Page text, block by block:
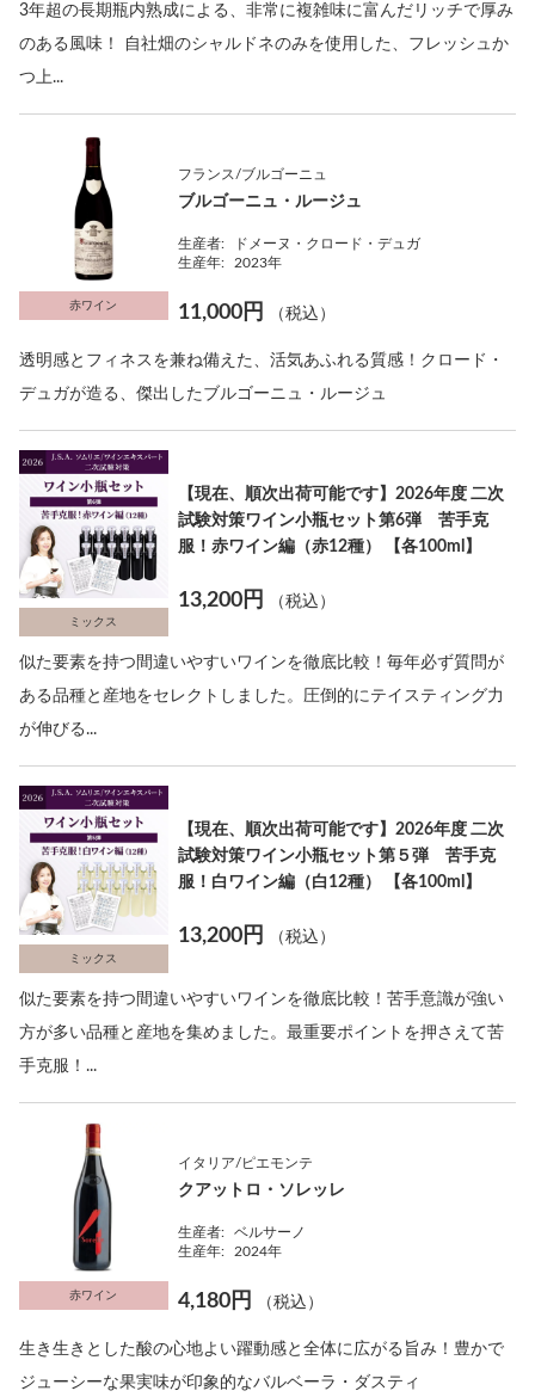
3年超の長期瓶内熟成による、非常に複雑味に富んだリッチで厚み
のある風味！ 自社畑のシャルドネのみを使用した、フレッシュか
つ上...
赤ワイン
フランス/ブルゴーニュ
ブルゴーニュ・ルージュ
生産者:
ドメーヌ・クロード・デュガ
生産年:
2023年
11,000円 （税込）
透明感とフィネスを兼ね備えた、活気あふれる質感！クロード・
デュガが造る、傑出したブルゴーニュ・ルージュ
ミックス
【現在、順次出荷可能です】2026年度 二次
試験対策ワイン小瓶セット第6弾 苦手克
服！赤ワイン編（赤12種） 【各100ml】
13,200円 （税込）
似た要素を持つ間違いやすいワインを徹底比較！毎年必ず質問が
ある品種と産地をセレクトしました。圧倒的にテイスティング力
が伸びる...
ミックス
【現在、順次出荷可能です】2026年度 二次
試験対策ワイン小瓶セット第５弾 苦手克
服！白ワイン編（白12種） 【各100ml】
13,200円 （税込）
似た要素を持つ間違いやすいワインを徹底比較！苦手意識が強い
方が多い品種と産地を集めました。最重要ポイントを押さえて苦
手克服！...
赤ワイン
イタリア/ピエモンテ
クアットロ・ソレッレ
生産者:
ベルサーノ
生産年:
2024年
4,180円 （税込）
生き生きとした酸の心地よい躍動感と全体に広がる旨み！豊かで
ジューシーな果実味が印象的なバルベーラ・ダスティ